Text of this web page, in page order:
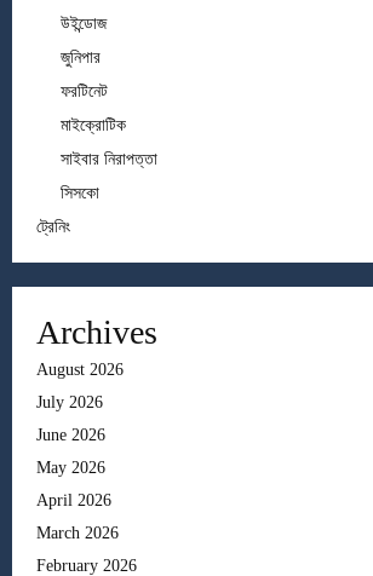
উইন্ডোজ
জুনিপার
ফরটিনেট
মাইক্রোটিক
সাইবার নিরাপত্তা
সিসকো
ট্রেনিং
Archives
August 2026
July 2026
June 2026
May 2026
April 2026
March 2026
February 2026